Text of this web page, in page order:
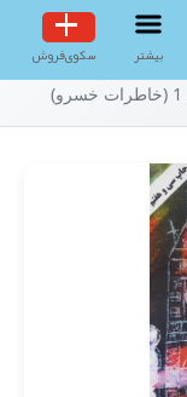
بیشتر سکوی‌فروش